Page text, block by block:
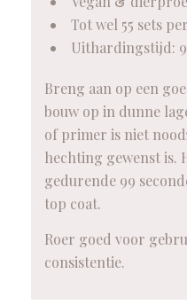
Tot wel 55 sets
Uithardingstijd:
Breng aan op een
bouw op in dunne
of primer is niet
hechting gewenst is.
gedurende 99
top coat.
Roer goed voor
consistentie.